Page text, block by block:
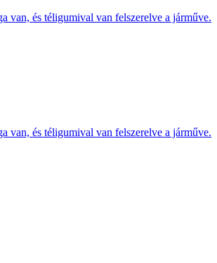
van, és téligumival van felszerelve a járműve.
van, és téligumival van felszerelve a járműve.